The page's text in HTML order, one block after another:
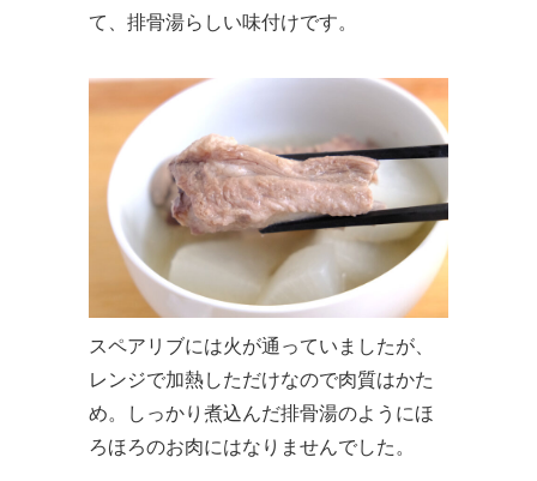
て、排骨湯らしい味付けです。
スペアリブには火が通っていましたが、
レンジで加熱しただけなので肉質はかた
め。しっかり煮込んだ排骨湯のようにほ
ろほろのお肉にはなりませんでした。